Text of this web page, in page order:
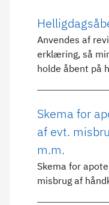
Anvendes af
erklæring, så
holde åbent på
Skema for
af evt.
m.m.
Skema for
misbrug af